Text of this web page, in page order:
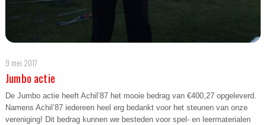
9 mei 2017
Jumbo actie
De Jumbo actie heeft Achil’87 het mooie bedrag van €400,27 opgeleverd.
Namens Achil’87 iedereen heel erg bedankt voor het steunen van onze
vereniging! Dit bedrag kunnen we besteden voor spel- en leermaterialen